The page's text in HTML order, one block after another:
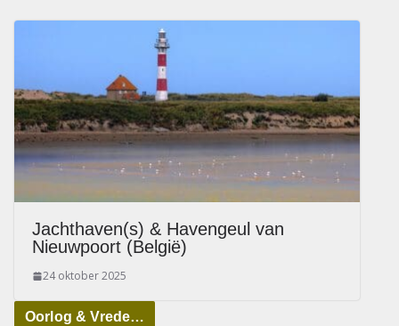
Jachthaven(s) & Havengeul van
Nieuwpoort (België)
24 oktober 2025
Oorlog & Vrede…